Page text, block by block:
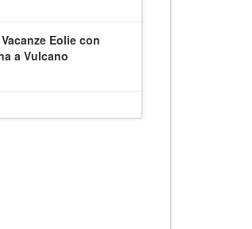
Eolie con
a Vulcano